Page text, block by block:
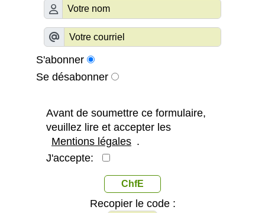
S'abonner
Se désabonner
Avant de soumettre ce formulaire,
veuillez lire et accepter les
Mentions légales .
J'accepte:
ChfE
Recopier le code :